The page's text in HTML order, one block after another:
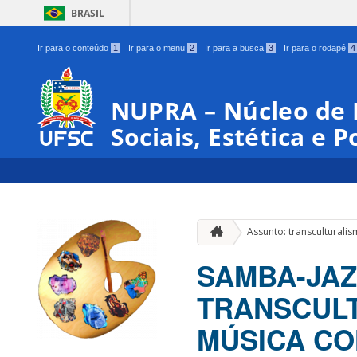
BRASIL
Ir para o conteúdo 1 Ir para o menu 2 Ir para a busca 3 Ir para o rodapé 4
NUPRA – Núcleo
Sociais, Estética e
Assunto:
SAMBA-
MÚSICA